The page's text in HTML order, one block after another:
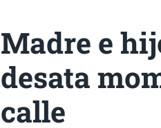
Madre e
desata
calle